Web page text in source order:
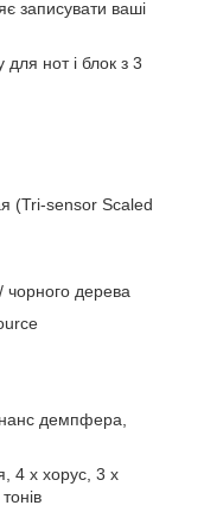
записувати ваші
для нот і блок з 3
(Tri-sensor Scaled
/ чорного дерева
демпфера,
4 х хорус, 3 х